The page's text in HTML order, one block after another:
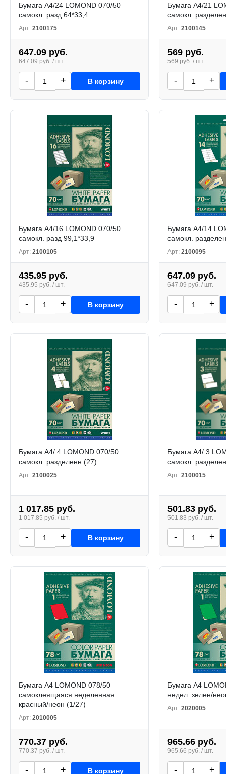
Бумага А4/24 LOMOND 070/50
самокл. разд 64*33,4
Арт: 2100175
647.09 руб.
647.09 руб. / шт.
- + В корзину
Бумага А4/21
самокл.
Арт: 2100145
569 руб.
569 руб. / шт.
- +
Бумага А4/16 LOMOND 070/50
самокл. разд 99,1*33,9
Арт: 2100105
435.95 руб.
435.95 руб. / шт.
- + В корзину
Бумага А4/14
самокл.
Арт: 2100095
647.09 руб.
647.09 руб. / шт.
- +
Бумага А4/ 4 LOMOND 070/50
самокл. разделенн (27)
Арт: 2100025
1 017.85 руб.
1 017.85 руб. / шт.
- + В корзину
Бумага А4/ 3
самокл.
Арт: 2100015
501.83 руб.
501.83 руб. / шт.
- +
Бумага А4 LOMOND 078/50
самоклеящаяся неделенная
красный/неон (1/27)
Арт: 2010005
770.37 руб.
770.37 руб. / шт.
- + В корзину
Бумага А4
недел. зелен/
Арт: 2020005
965.66 руб.
965.66 руб. / шт.
- +